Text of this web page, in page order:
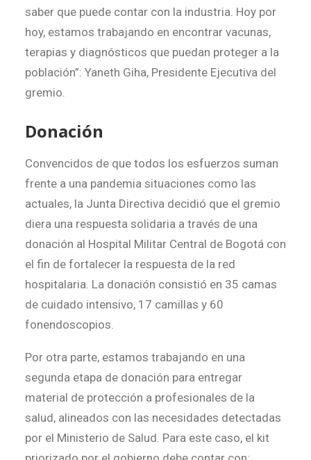
saber que puede contar con la industria. Hoy por
hoy, estamos trabajando en encontrar vacunas,
terapias y diagnósticos que puedan proteger a la
población”: Yaneth Giha, Presidente Ejecutiva del
gremio.
Donación
Convencidos de que todos los esfuerzos suman
frente a una pandemia situaciones como las
actuales, la Junta Directiva decidió que el gremio
diera una respuesta solidaria a través de una
donación al Hospital Militar Central de Bogotá con
el fin de fortalecer la respuesta de la red
hospitalaria. La donación consistió en 35 camas
de cuidado intensivo, 17 camillas y 60
fonendoscopios.
Por otra parte, estamos trabajando en una
segunda etapa de donación para entregar
material de protección a profesionales de la
salud, alineados con las necesidades detectadas
por el Ministerio de Salud. Para este caso, el kit